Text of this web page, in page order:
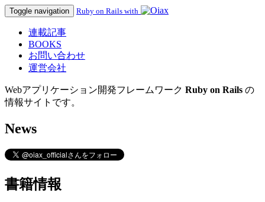
Toggle navigation Ruby on Rails with
連載記事
BOOKS
お問い合わせ
運営会社
Webアプリケーション開発フレームワーク Ruby on Rails の
情報サイトです。
News
書籍情報